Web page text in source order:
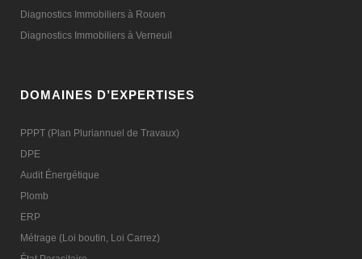
Diagnostics Immobiliers à Rouen
Diagnostics Immobiliers à Verneuil
DOMAINES D’EXPERTISES
PPPT (Plan Pluriannuel de Travaux)
DPE
Audit Énergétique
Plomb
ERP
Métrage (Loi boutin, Loi Carrez)